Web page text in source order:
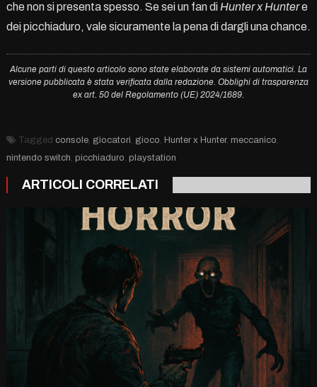
che non si presenta spesso. Se sei un fan di Hunter x Huntere
dei picchiaduro, vale sicuramente la pena di dargli una chance.
Alcune parti di questo articolo sono state elaborate da sistemi automatici. La
versione pubblicata è stata verificata dalla redazione. Obblighi di trasparenza
ex art. 50 del Regolamento (UE) 2024/1689.
Tagged console, giocatori, gioco, Hunter x Hunter, meccanico,
nintendo switch, picchiaduro, playstation
ARTICOLI CORRELATI